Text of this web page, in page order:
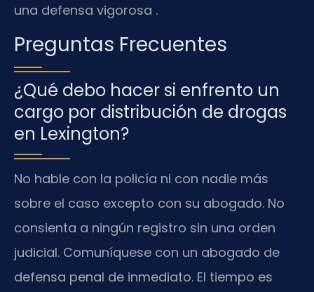
una defensa vigorosa .
Preguntas Frecuentes
¿Qué debo hacer si enfrento un
cargo por distribución de drogas
en Lexington?
No hable con la policía ni con nadie más
sobre el caso excepto con su abogado. No
consienta a ningún registro sin una orden
judicial. Comuníquese con un abogado de
defensa penal de inmediato. El tiempo es